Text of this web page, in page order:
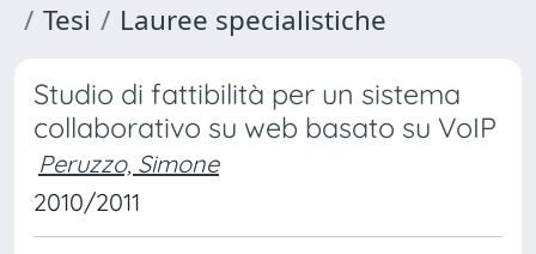
Tesi
Lauree specialistiche
Studio di fattibilità per un sistema
collaborativo su web basato su VoIP
Peruzzo, Simone
2010/2011